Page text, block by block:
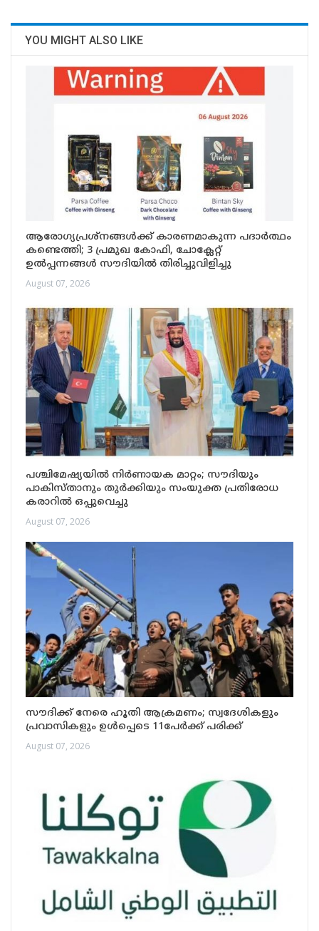
YOU MIGHT ALSO LIKE
ആരോഗ്യപ്രശ്നങ്ങൾക്ക് കാരണമാകുന്ന പദാർത്ഥം
കണ്ടെത്തി; 3 പ്രമുഖ കോഫി, ചോക്ലേറ്റ്
ഉൽപ്പന്നങ്ങൾ സൗദിയിൽ തിരിച്ചുവിളിച്ചു
August 07, 2026
പശ്ചിമേഷ്യയിൽ നിർണായക മാറ്റം; സൗദിയും
പാകിസ്താനും തുർക്കിയും സംയുക്ത പ്രതിരോധ
കരാറിൽ ഒപ്പുവെച്ചു
August 07, 2026
സൗദിക്ക് നേരെ ഹൂതി ആക്രമണം; സ്വദേശികളും
പ്രവാസികളും ഉൾപ്പെടെ 11പേർക്ക് പരിക്ക്
August 07, 2026